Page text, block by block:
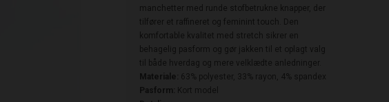
manchetter med runde stofbetrukne knapper, der
tilfører et raffineret og feminint touch. Den
komfortable kvalitet med stretch sikrer en
behagelig pasform og gør jakken til et oplagt valg
til både hverdag og mere velklædte anledninger.
Materiale: 63% polyester, 33% rayon, 4% spandex
Pasform: Kort model